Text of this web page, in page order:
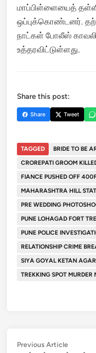
மாப்பிள்ளையைத்
ஒப்புக்கொண்டனர்.
நாட்கள் போலீஸ்
உத்தரவிட்டுள்ளது.
Share this post:
Share Tweet
TAGGED
BRIDE TO BE
CROREPATI GROOM
FIANCE PUSHED OFF
MAHARASHTRA HILL
PRE WEDDING
PUNE LOHAGAD FORT
PUNE POLICE
RELATIONSHIP CRIME
SIYA GOYAL KETAN
TREKKING SPOT MURDER
Post
Previous ArticlePrevious